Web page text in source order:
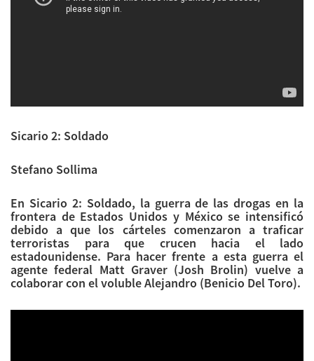
Sicario 2: Soldado
Stefano Sollima
En Sicario 2: Soldado, la guerra de las drogas en la
frontera de Estados Unidos y México se intensificó
debido a que los cárteles comenzaron a traficar
terroristas para que crucen hacia el lado
estadounidense. Para hacer frente a esta guerra el
agente federal Matt Graver (Josh Brolin) vuelve a
colaborar con el voluble Alejandro (Benicio Del Toro).